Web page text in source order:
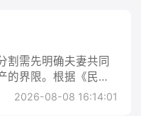
效，离婚时可按约定
注意，“不分割”不意
如一方反悔要求分
院起诉。因此，协议
愿放弃分割共同财
需按《民法典》继承
无遗嘱，则按法定继
序：配偶、子女、父
兄弟姐妹、祖父母、
。同一顺序继承人一
因未办理结婚登记，
妻共同财产制度。其
依据主要来自《民法
于“共有关系”的规
况：比如父母去世后
离婚分割共同财产、
承房产后约定分配比
份经过公证的分割协
。例如，小王和小李
财产属于双方共有，
同财产利益（如偷偷
房产），或因家庭重
殊情况，导致另一方
际情况（如财产来
子女抚养等）进行分
争议点有婚前财产婚
担、转移财产处理
、调解或诉讼解决，
律手段维护权益。 离
割需先明确夫妻共同
的界限。根据《民法
、奖金、生产经营收
财产，婚前财产、一
2026-08-08 16:14:01